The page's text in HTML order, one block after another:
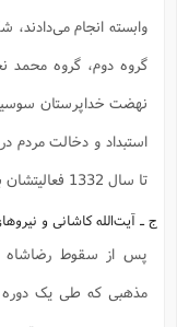
وابسته انجام
گروه دوم، گروه محمد
نهضت خداپرستان
استبداد و دخالت مردم
تا سال 1332 فعالیتشان به طور کلی متوقف شد.
ج ـ آیت‌الله کاشانی و
پس از سقوط رضاشاه
مذهبی که طی یک دوره